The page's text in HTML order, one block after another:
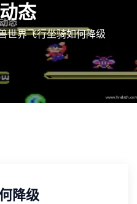
态
世界飞行坐骑如何降级
降级